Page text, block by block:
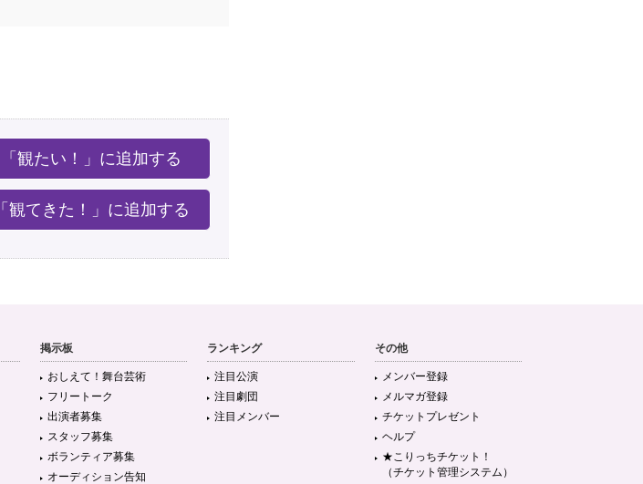
「観たい！」に追加する
「観てきた！」に追加する
掲示板
おしえて！舞台芸術
フリートーク
出演者募集
スタッフ募集
ボランティア募集
オーディション告知
ランキング
注目公演
注目劇団
注目メンバー
その他
メンバー登録
メルマガ登録
チケットプレゼント
ヘルプ
★こりっちチケット！
（チケット管理システム）